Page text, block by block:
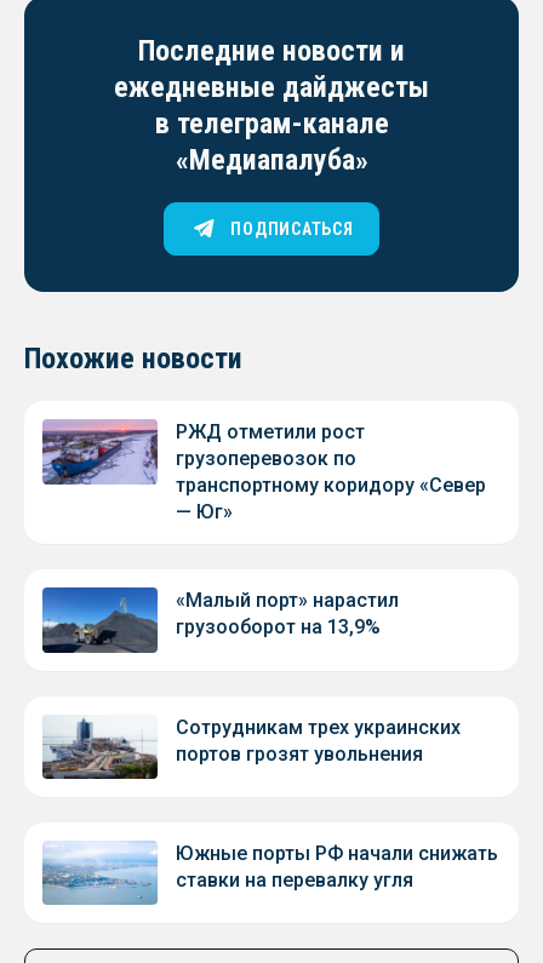
Последние новости и
ежедневные дайджесты
в телеграм-канале
«Медиапалуба»
ПОДПИСАТЬСЯ
Похожие новости
РЖД отметили рост
грузоперевозок по
транспортному коридору «Север
— Юг»
«Малый порт» нарастил
грузооборот на 13,9%
Сотрудникам трех украинских
портов грозят увольнения
Южные порты РФ начали снижать
ставки на перевалку угля